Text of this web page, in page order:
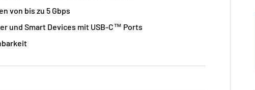
von bis zu 5 Gbps
und Smart Devices mit USB-C™ Ports